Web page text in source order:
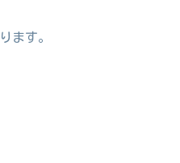
ます。